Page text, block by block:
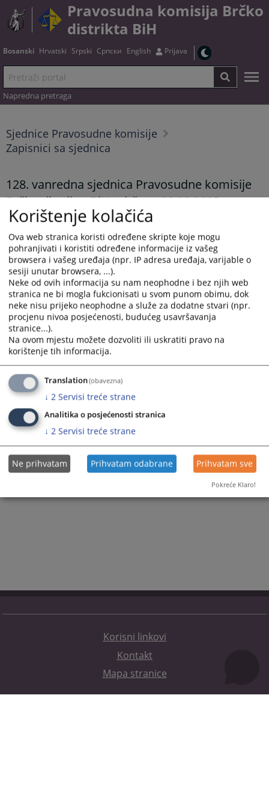
Pravosudna komisija Brčko
distrikta BiH
Bosanski Hrvatski Srpski Српски English Prijava
Napredna pretraga
Sjednice Pravosudne komisije
Zapisnici sa sjednica
128. vanredna sjednica Pravosudne komisije
Brčko distrikta BiH održana 20.08.2025.
godine
22.09.2025.
Zapisnik možete preuzeti OVDJE.
Prikazana vijest je na: Bosanski jezik
Vijest dostupna još na: Српски језик
34PREGLEDA
Korisni linkovi
Kontakt
Mapa stranice
Korištenje kolačića
Ova web stranica koristi određene skripte koje mogu
pohranjivati i koristiti određene informacije iz vašeg
browsera i vašeg uređaja (npr. IP adresa uređaja, varijable o
sesiji unutar browsera, ...).
Neke od ovih informacija su nam neophodne i bez njih web
stranica ne bi mogla fukcionisati u svom punom obimu, dok
neke nisu prijeko neophodne a služe za dodatne stvari (npr.
procjenu nivoa posjećenosti, budućeg usavršavanja
stranice...).
Na ovom mjestu možete dozvoliti ili uskratiti pravo na
korištenje tih informacija.
Translation(obavezna)
↓ 2 Servisi treće strane
Analitika o posjećenosti stranica
↓ 2 Servisi treće strane
Ne prihvatam Prihvatam odabrane Prihvatam sve
Pokreće Klaro!